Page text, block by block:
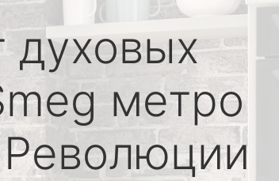
духовых
метро